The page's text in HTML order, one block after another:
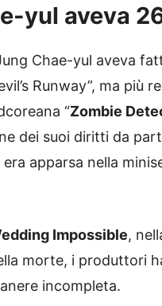
yul aveva
Chae-yul aveva
Runway”, ma più
“Zombie
dei suoi diritti da
apparsa nella
Impossible,
morte, i produttori
incompleta.